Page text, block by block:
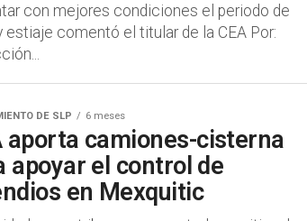
con mejores condiciones el periodo de
estiaje comentó el titular de la CEA Por:
DE SLP 6 meses
aporta camiones-cisterna
apoyar el control de
en Mexquitic